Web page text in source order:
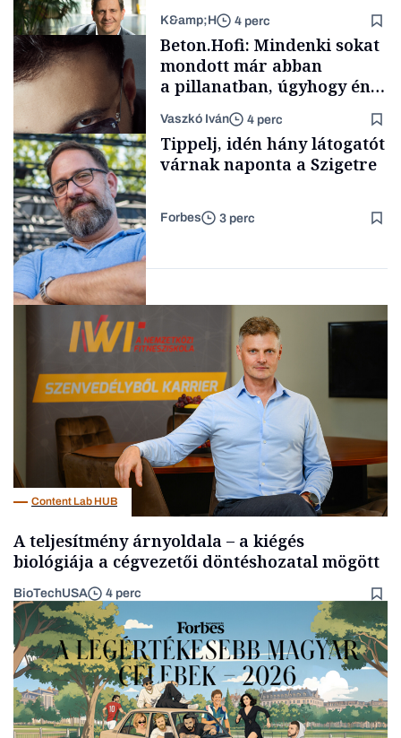
Elszámoltatás
TÁMOGATÓI
TARTALOM
K&amp;H 4 perc
Forbes-sztori
Beton.Hofi: Mindenki sokat
mondott már abban
a pillanatban, úgyhogy én
a legsarkosabb
gondolataimat akartam
kimondani
Vaszkó Iván 4 perc
Tippelj, idén hány látogatót
várnak naponta a Szigetre
Forbes 3 perc
Content Lab HUB
A teljesítmény árnyoldala – a kiégés
biológiája a cégvezetői döntéshozatal mögött
BioTechUSA 4 perc